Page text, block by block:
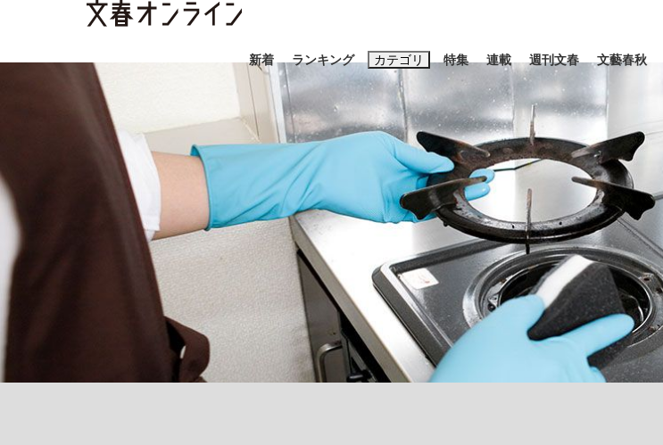
新着 ランキング カテゴリ
スクープ ニュース エンタメ ライフ
大阪税関が見つけた中国向け「ニセiPhone」は消費税不正還付の道... 皇室
特集
終戦から81年
連載 週刊文春 文藝春秋
キーワード
おすすめのキーワードタグ一覧
#高市早苗 #藤田晋 #三山凌輝 #後藤真希 #森岡毅
#玉木雄一郎
#亀和田武